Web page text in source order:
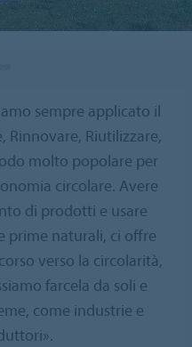
sempre applicato il
Rinnovare, Riutilizzare,
molto popolare per
circolare. Avere
di prodotti e usare
prime naturali, ci offre
verso la circolarità,
farcela da soli e
come industrie e